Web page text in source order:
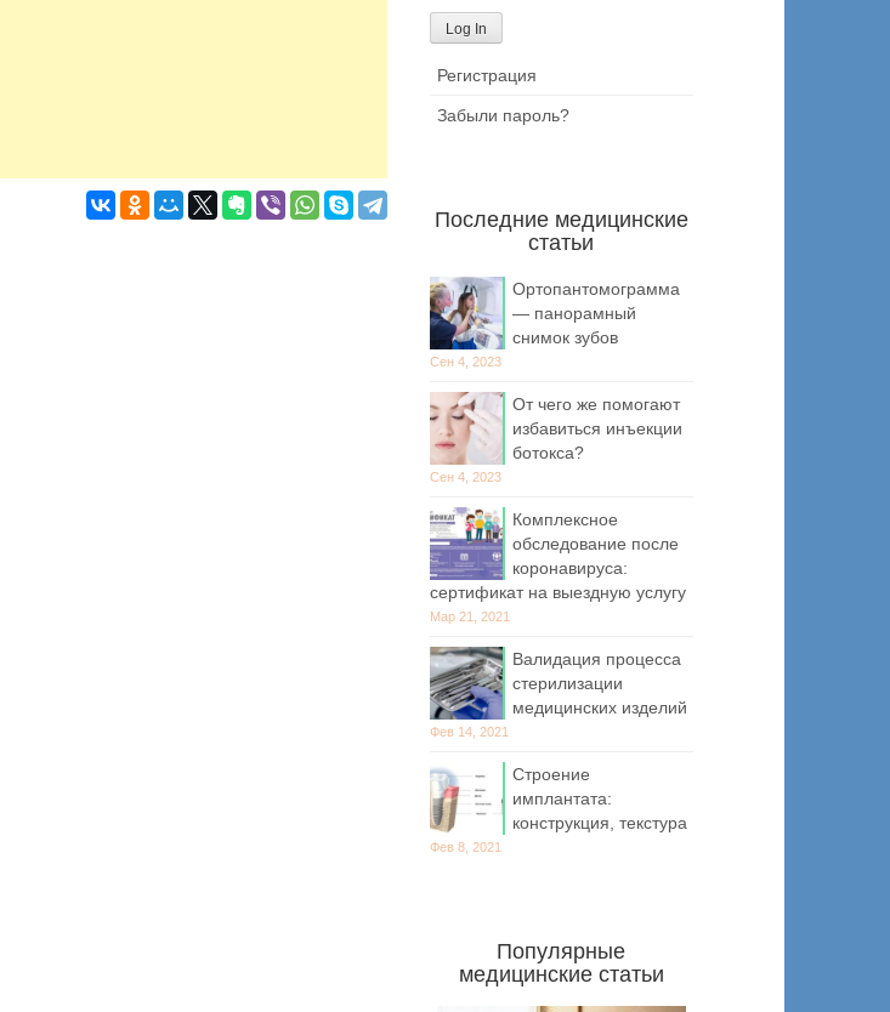
Регистрация
Забыли пароль?
Последние медицинские
статьи
Ортопантомограмма
— панорамный
снимок зубов
Сен 4, 2023
От чего же помогают
избавиться инъекции
ботокса?
Сен 4, 2023
Комплексное
обследование после
коронавируса:
сертификат на выездную услугу
Мар 21, 2021
Валидация процесса
стерилизации
медицинских изделий
Фев 14, 2021
Строение
имплантата:
конструкция, текстура
Фев 8, 2021
Популярные
медицинские статьи